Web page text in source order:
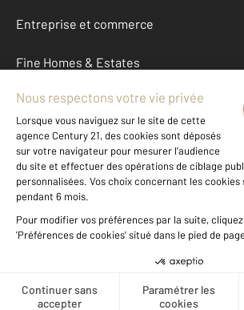
Entreprise et commerce
Fine Homes & Estates
À propos
International
Nous contacter
Données personnelles
Gestionnaire des cookies